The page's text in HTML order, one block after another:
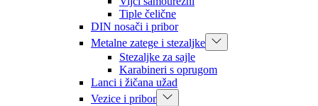
Tiple čelične
DIN nosači i pribor
Metalne zatege i stezaljke
Stezaljke za sajle
Karabineri s oprugom
Lanci i žičana užad
Vezice i pribor